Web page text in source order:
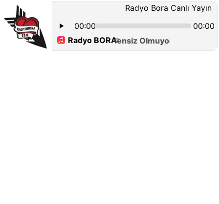
Radyo Bora Canlı Yayın
Radyo BORA:Sensiz Olmuyor İşte
00:00 00:00